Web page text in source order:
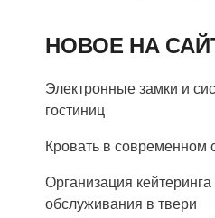
НОВОЕ НА
Электронные замки и
гостиниц
Кровать в современном
Организация
обслуживания в твери